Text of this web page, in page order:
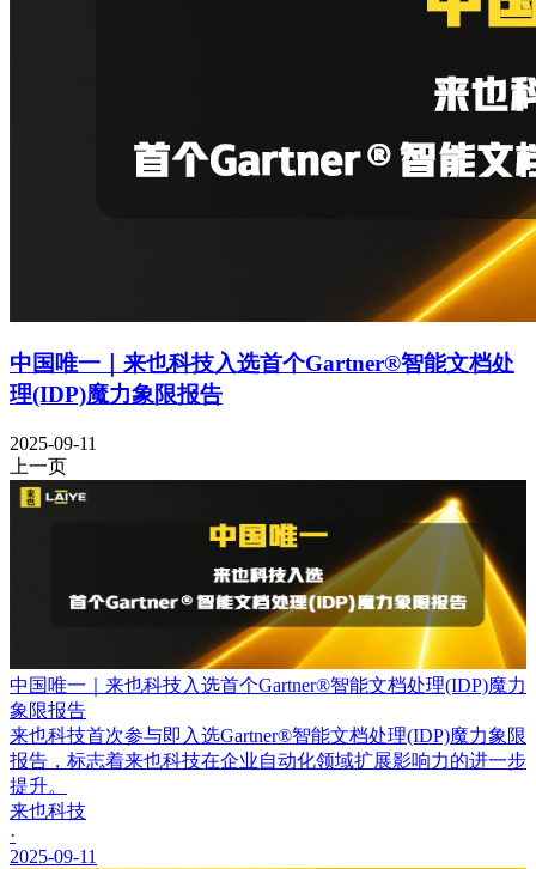
中国唯一｜来也科技入选首个Gartner®智能文档处
理(IDP)魔力象限报告
2025-09-11
上一页
中国唯一｜来也科技入选首个Gartner®智能文档处理(IDP)魔力
象限报告
来也科技首次参与即入选Gartner®智能文档处理(IDP)魔力象限
报告，标志着来也科技在企业自动化领域扩展影响力的进一步
提升。
来也科技
·
2025-09-11